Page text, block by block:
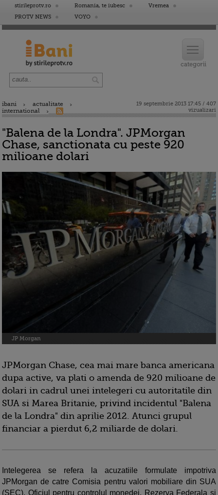
stirileprotv.ro Romania, te iubesc
Vremea
PROTV NEWS
VOYO
ibani
actualitate
international
19 septembrie 2013 17:45 / 407
vizualizari
"Balena de la Londra". JPMorgan
Chase, sanctionata cu peste 920
milioane dolari
JP Morgan
JPMorgan Chase, cea mai mare banca americana
dupa active, va plati o amenda de 920 milioane de
dolari in cadrul unei intelegeri cu autoritatile din
SUA si Marea Britanie, privind incidentul "Balena
de la Londra" din aprilie 2012. Atunci grupul
financiar a pierdut 6,2 miliarde de dolari.
Intelegerea se refera la acuzatiile formulate impotriva
JPMorgan de catre Comisia pentru valori mobiliare din SUA
(SEC), Oficiul pentru controlul monedei, Rezerva Federala si